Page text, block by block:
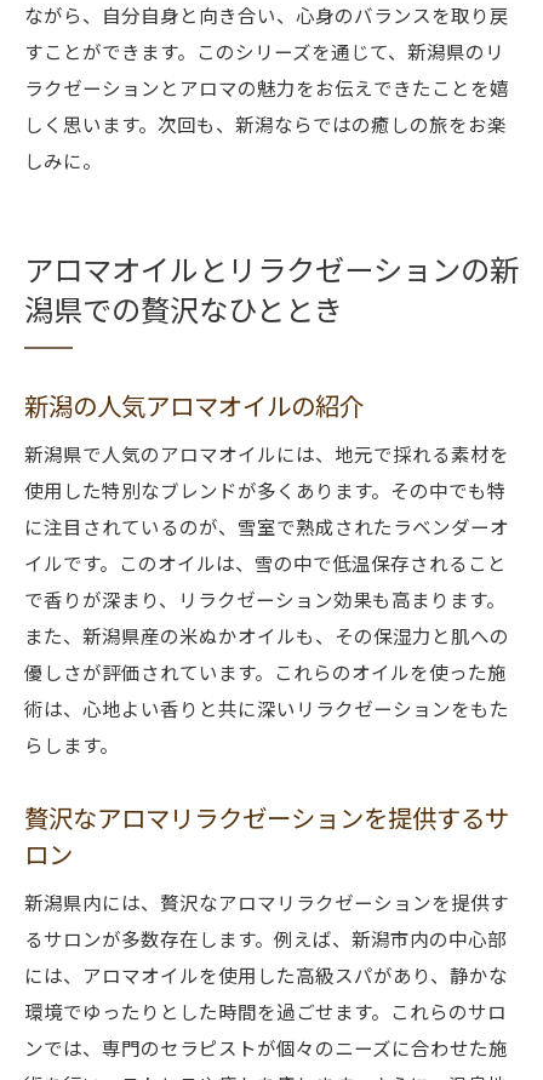
ながら、自分自身と向き合い、心身のバランスを取り戻
すことができます。このシリーズを通じて、新潟県のリ
ラクゼーションとアロマの魅力をお伝えできたことを嬉
しく思います。次回も、新潟ならではの癒しの旅をお楽
しみに。
アロマオイルとリラクゼーションの新
潟県での贅沢なひととき
新潟の人気アロマオイルの紹介
新潟県で人気のアロマオイルには、地元で採れる素材を
使用した特別なブレンドが多くあります。その中でも特
に注目されているのが、雪室で熟成されたラベンダーオ
イルです。このオイルは、雪の中で低温保存されること
で香りが深まり、リラクゼーション効果も高まります。
また、新潟県産の米ぬかオイルも、その保湿力と肌への
優しさが評価されています。これらのオイルを使った施
術は、心地よい香りと共に深いリラクゼーションをもた
らします。
贅沢なアロマリラクゼーションを提供するサ
ロン
新潟県内には、贅沢なアロマリラクゼーションを提供す
るサロンが多数存在します。例えば、新潟市内の中心部
には、アロマオイルを使用した高級スパがあり、静かな
環境でゆったりとした時間を過ごせます。これらのサロ
ンでは、専門のセラピストが個々のニーズに合わせた施